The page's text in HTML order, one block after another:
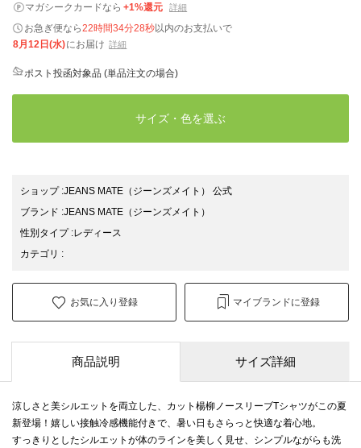
マガシークカードなら +1%還元 詳細
お急ぎ便なら22時間34分27秒以内のお支払いで
8月12日(水)にお届け 詳細
ポスト投函対象品 (単品注文の場合)
サイズ・色を選ぶ
ショップ:JEANS MATE（ジーンズメイト） 公式
ブランド :JEANS MATE （ジーンズメイト）
性別タイプ:レディース
カテゴリ :
お気に入り登録 マイブランドに登録
商品説明 サイズ詳細
涼しさと美シルエットを両立した、カット楊柳ノースリーブTシャツがこの夏
新登場！嬉しい接触冷感機能付きで、暑い日もさらっと快適な着心地。
すっきりとしたシルエットが体のラインを美しく見せ、シンプルながらも洗